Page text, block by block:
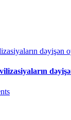
dəyişən